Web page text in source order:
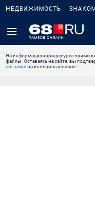
НЕДВИЖИМОСТЬ
На информационном ресурсе
файлы. Оставаясь на сайте, вы
согласиена их использование.